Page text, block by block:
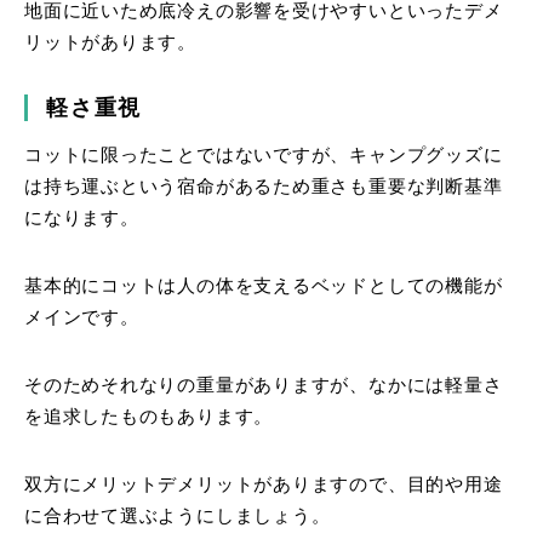
地面に近いため底冷えの影響を受けやすいといったデメ
リットがあります。
軽さ重視
コットに限ったことではないですが、キャンプグッズに
は持ち運ぶという宿命があるため重さも重要な判断基準
になります。
基本的にコットは人の体を支えるベッドとしての機能が
メインです。
そのためそれなりの重量がありますが、なかには軽量さ
を追求したものもあります。
双方にメリットデメリットがありますので、目的や用途
に合わせて選ぶようにしましょう。